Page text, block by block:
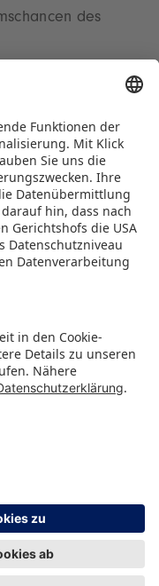
des
BRANDmate
für die
Interessierte
DATENSCHUTZ